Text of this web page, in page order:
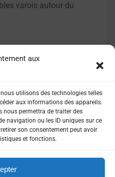
aux
utilisons des technologies telles
aux informations des appareils.
nous permettra de traiter des
navigation ou les ID uniques sur ce
son consentement peut avoir
et fonctions.
varois autour du
LÉGALES